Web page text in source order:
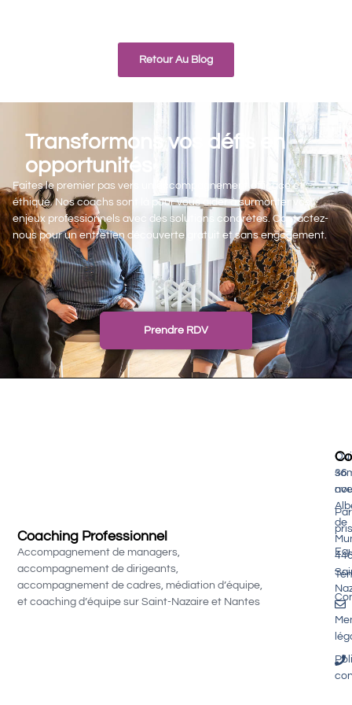
Retour Au Blog
Transformons vos défis en
opportunités
Faites le premier pas vers un accompagnement efficace et
éthique. Nos coachs sont là pour vous aider à surmonter vos
enjeux professionnels avec des solutions concrètes. Contactez-
nous pour un entretien découverte gratuit et sans engagement.
Prendre RDV
Coaching Professionnel
Accompagnement de managers,
accompagnement de dirigeants,
accompagnement de cadres, médiation d’équipe,
et coaching d’équipe sur Saint-Nazaire et Nantes
Qui
pris
36
de